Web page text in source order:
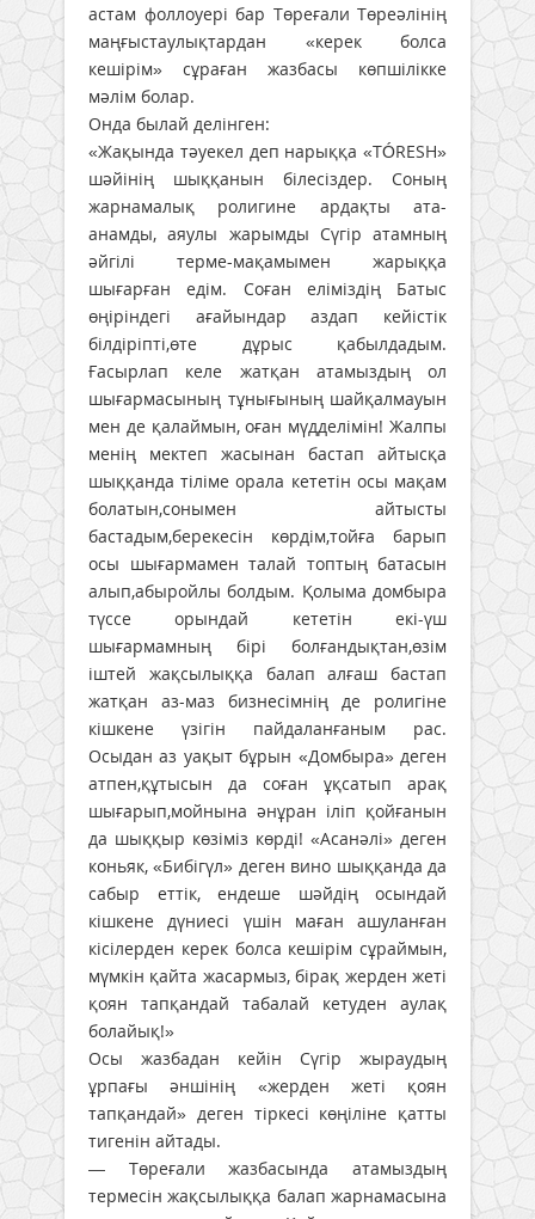
астам фоллоуері бар Төреғали Төреәлінің
маңғыстаулықтардан «керек болса
кешірім» сұраған жазбасы көпшілікке
мәлім болар.
Онда былай делінген:
«Жақында тәуекел деп нарыққа «TÓRESH»
шәйінің шыққанын білесіздер. Соның
жарнамалық ролигине ардақты ата-
анамды, аяулы жарымды Сүгір атамның
әйгілі терме-мақамымен жарыққа
шығарған едім. Соған еліміздің Батыс
өңіріндегі ағайындар аздап кейістік
білдіріпті,өте дұрыс қабылдадым.
Ғасырлап келе жатқан атамыздың ол
шығармасының тұнығының шайқалмауын
мен де қалаймын, оған мүдделімін! Жалпы
менің мектеп жасынан бастап айтысқа
шыққанда тіліме орала кететін осы мақам
болатын,сонымен айтысты
бастадым,берекесін көрдім,тойға барып
осы шығармамен талай топтың батасын
алып,абыройлы болдым. Қолыма домбыра
түссе орындай кететін екі-үш
шығармамның бірі болғандықтан,өзім
іштей жақсылыққа балап алғаш бастап
жатқан аз-маз бизнесімнің де ролигіне
кішкене үзігін пайдаланғаным рас.
Осыдан аз уақыт бұрын «Домбыра» деген
атпен,құтысын да соған ұқсатып арақ
шығарып,мойнына әнұран іліп қойғанын
да шыққыр көзіміз көрді! «Асанәлі» деген
коньяк, «Бибігүл» деген вино шыққанда да
сабыр еттік, ендеше шәйдің осындай
кішкене дүниесі үшін маған ашуланған
кісілерден керек болса кешірім сұраймын,
мүмкін қайта жасармыз, бірақ жерден жеті
қоян тапқандай табалай кетуден аулақ
болайық!»
Осы жазбадан кейін Сүгір жыраудың
ұрпағы әншінің «жерден жеті қоян
тапқандай» деген тіркесі көңіліне қатты
тигенін айтады.
— Төреғали жазбасында атамыздың
термесін жақсылыққа балап жарнамасына